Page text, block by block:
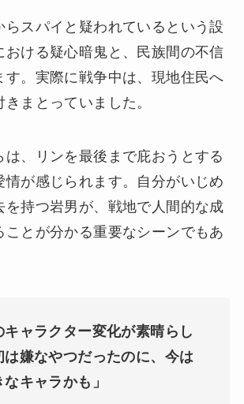
らスパイと疑われているという設
おける疑心暗鬼と、民族間の不信
す。実際に戦争中は、現地住民へ
まとっていました。
は、リンを最後まで庇おうとする
情が感じられます。自分がいじめ
を持つ岩男が、戦地で人間的な成
ことが分かる重要なシーンでもあ
キャラクター変化が素晴らし
は嫌なやつだったのに、今は
キャラかも」